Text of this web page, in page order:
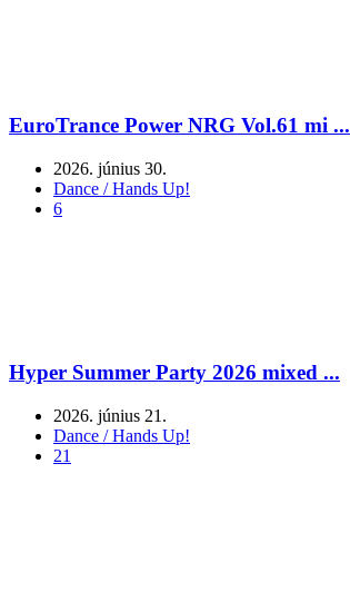
EuroTrance Power NRG Vol.61 mi ...
2026. június 30.
Dance / Hands Up!
6
Hyper Summer Party 2026 mixed ...
2026. június 21.
Dance / Hands Up!
21